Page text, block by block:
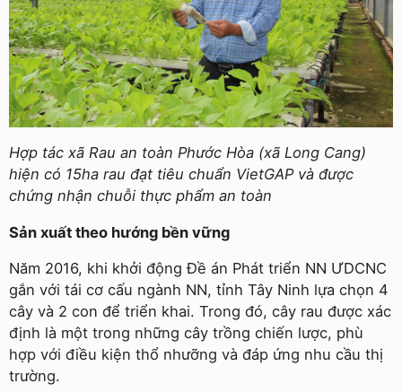
Hợp tác xã Rau an toàn Phước Hòa (xã Long Cang)
hiện có 15ha rau đạt tiêu chuẩn VietGAP và được
chứng nhận chuỗi thực phẩm an toàn
Sản xuất theo hướng bền vững
Năm 2016, khi khởi động Đề án Phát triển NN ƯDCNC
gắn với tái cơ cấu ngành NN, tỉnh Tây Ninh lựa chọn 4
cây và 2 con để triển khai. Trong đó, cây rau được xác
định là một trong những cây trồng chiến lược, phù
hợp với điều kiện thổ nhưỡng và đáp ứng nhu cầu thị
trường.